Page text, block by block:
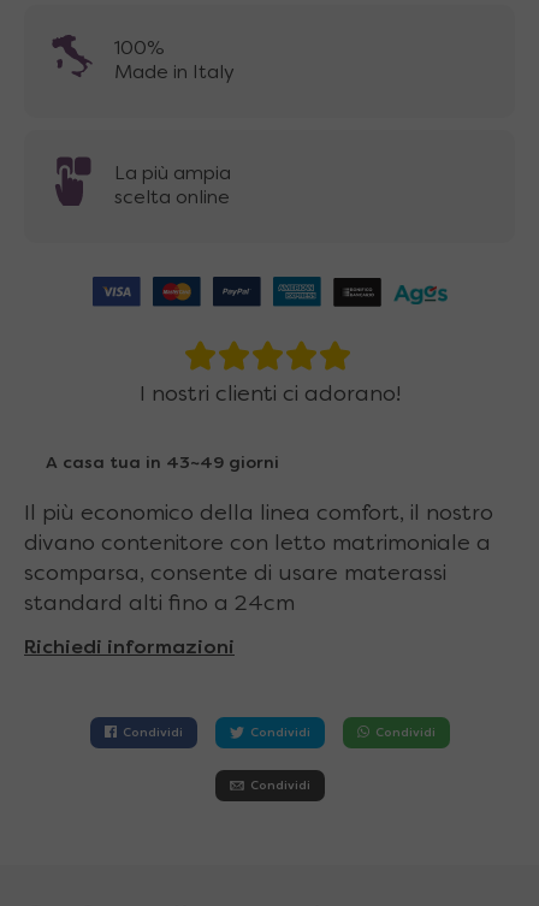
100%
Made in Italy
La più ampia
scelta online
I nostri clienti ci adorano!
A casa tua in 43~49 giorni
Il più economico della linea comfort, il nostro
divano contenitore con letto matrimoniale a
scomparsa, consente di usare materassi
standard alti fino a 24cm
Richiedi informazioni
Condividi Condividi Condividi
Condividi